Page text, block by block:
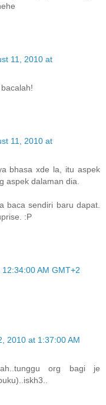
11, 2010 at
11, 2010 at
bhasa xde la, itu aspek
aspek dalaman dia.
baca sendiri baru dapat.
:P
AM GMT+2
2010 at 1:37:00 AM
org bagi je